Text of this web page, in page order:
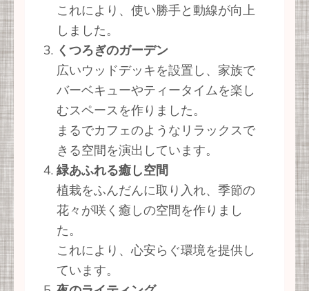
これにより、使い勝手と動線が向上
しました。
くつろぎのガーデン
広いウッドデッキを設置し、家族で
バーベキューやティータイムを楽し
むスペースを作りました。
まるでカフェのようなリラックスで
きる空間を演出しています。
緑あふれる癒し空間
植栽をふんだんに取り入れ、季節の
花々が咲く癒しの空間を作りまし
た。
これにより、心安らぐ環境を提供し
ています。